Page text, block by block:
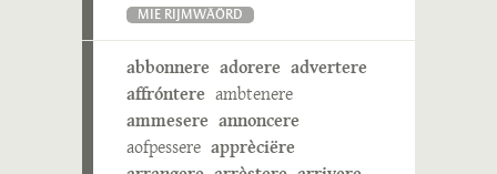
MIE RIJMWÄÖRD
abbonnere adorere advertere
affróntere ambtenere
ammesere annoncere
aofpessere apprèciëre